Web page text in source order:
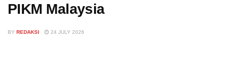
PIKM Malaysia
BY REDAKSI 24 JULY 2026